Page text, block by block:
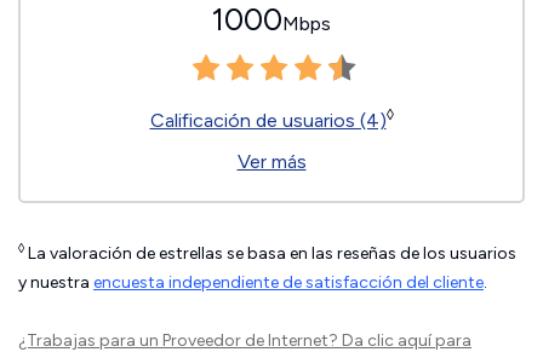
1000Mbps
Calificación de usuarios (4)◊
Ver más
◊ La valoración de estrellas se basa en las reseñas de los usuarios
y nuestra encuesta independiente de satisfacción del cliente.
¿Trabajas para un Proveedor de Internet? Da clic aquípara